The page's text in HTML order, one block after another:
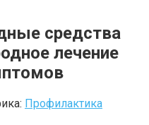
средства
лечение
Профилактика